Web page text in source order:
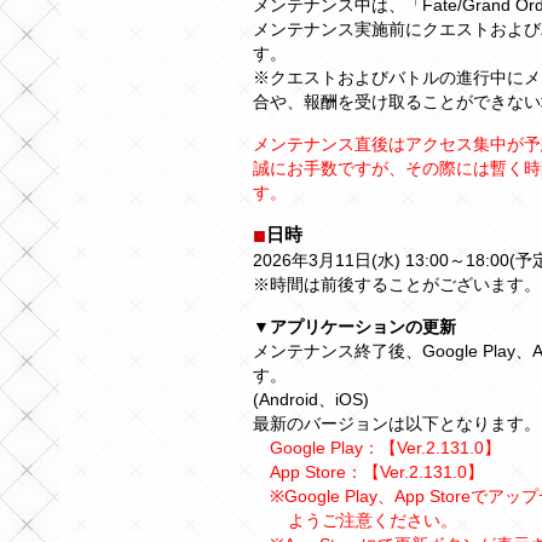
メンテナンス中は、「Fate/Grand
メンテナンス実施前にクエストおよ
す。
※クエストおよびバトルの進行中に
合や、報酬を受け取ることができな
メンテナンス直後はアクセス集中が
誠にお手数ですが、その際には暫く
す。
日時
2026年3月11日(水) 13:00～18:00(予
※時間は前後することがございます。
▼アプリケーションの更新
メンテナンス終了後、Google Play
す。
(Android、iOS)
最新のバージョンは以下となります。
Google Play：【Ver.2.131.0】
App Store：【Ver.2.131.0】
※Google Play、App Storeでアッ
ようご注意ください。